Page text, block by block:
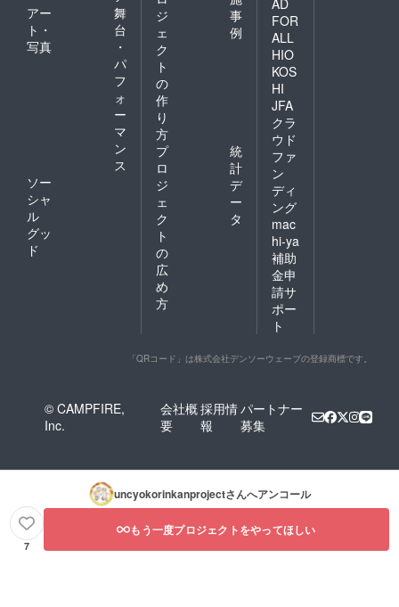
アー
ト・
写真
舞
台
・
パ
フ
ォ
ー
マ
ン
ス
ソー
シャ
ル
グッ
ド
ジ
ェ
ク
ト
の
作
り
方
事
例
プ
ロ
ジ
ェ
ク
ト
の
広
め
方
統
計
デ
ー
タ
AD
FOR
ALL
HIO
KOS
HI
JFA
クラ
ウド
ファ
ン
ディ
ング
mac
hi-ya
補助
金申
請サ
ポー
ト
「QRコード」は株式会社デンソーウェーブの登録商標です。
© CAMPFIRE,
Inc.
会社概
要
採用情
報
パートナー
募集
uncyokorinkanprojectさんへアンコール
7
もう一度プロジェクトをやってほしい